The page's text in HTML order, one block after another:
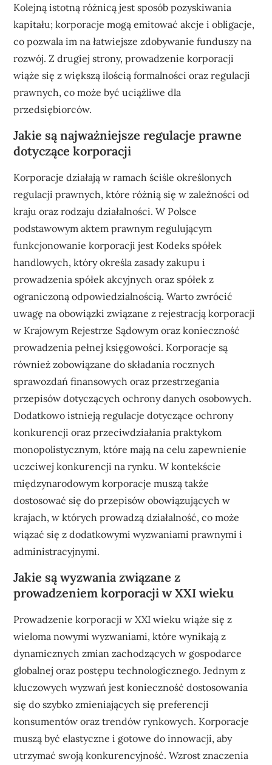
Kolejną istotną różnicą jest sposób pozyskiwania
kapitału; korporacje mogą emitować akcje i obligacje,
co pozwala im na łatwiejsze zdobywanie funduszy na
rozwój. Z drugiej strony, prowadzenie korporacji
wiąże się z większą ilością formalności oraz regulacji
prawnych, co może być uciążliwe dla
przedsiębiorców.
Jakie są najważniejsze regulacje prawne
dotyczące korporacji
Korporacje działają w ramach ściśle określonych
regulacji prawnych, które różnią się w zależności od
kraju oraz rodzaju działalności. W Polsce
podstawowym aktem prawnym regulującym
funkcjonowanie korporacji jest Kodeks spółek
handlowych, który określa zasady zakupu i
prowadzenia spółek akcyjnych oraz spółek z
ograniczoną odpowiedzialnością. Warto zwrócić
uwagę na obowiązki związane z rejestracją korporacji
w Krajowym Rejestrze Sądowym oraz konieczność
prowadzenia pełnej księgowości. Korporacje są
również zobowiązane do składania rocznych
sprawozdań finansowych oraz przestrzegania
przepisów dotyczących ochrony danych osobowych.
Dodatkowo istnieją regulacje dotyczące ochrony
konkurencji oraz przeciwdziałania praktykom
monopolistycznym, które mają na celu zapewnienie
uczciwej konkurencji na rynku. W kontekście
międzynarodowym korporacje muszą także
dostosować się do przepisów obowiązujących w
krajach, w których prowadzą działalność, co może
wiązać się z dodatkowymi wyzwaniami prawnymi i
administracyjnymi.
Jakie są wyzwania związane z
prowadzeniem korporacji w XXI wieku
Prowadzenie korporacji w XXI wieku wiąże się z
wieloma nowymi wyzwaniami, które wynikają z
dynamicznych zmian zachodzących w gospodarce
globalnej oraz postępu technologicznego. Jednym z
kluczowych wyzwań jest konieczność dostosowania
się do szybko zmieniających się preferencji
konsumentów oraz trendów rynkowych. Korporacje
muszą być elastyczne i gotowe do innowacji, aby
utrzymać swoją konkurencyjność. Wzrost znaczenia